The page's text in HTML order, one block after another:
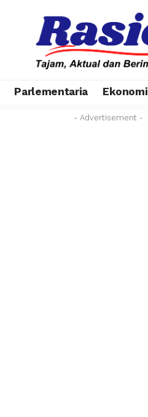
Parlementaria Ekonomi
- Advertisement -